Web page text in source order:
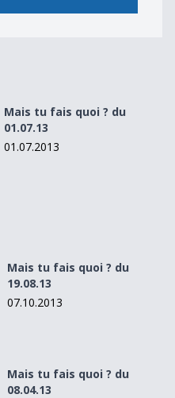
Mais tu fais quoi ? du
01.07.13
01.07.2013
Mais tu fais quoi ? du
19.08.13
07.10.2013
Mais tu fais quoi ? du
08.04.13